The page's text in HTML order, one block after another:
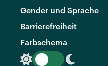
Gender und Sprache
Barrierefreiheit
Farbschema